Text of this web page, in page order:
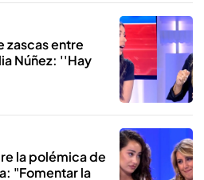
zascas entre
Núñez: ''Hay
la polémica de
"Fomentar la